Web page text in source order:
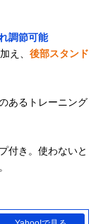
調節可能
え、 後部スタンド
あるトレーニング
付き。使わないと